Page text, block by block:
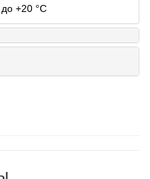
+20 °C